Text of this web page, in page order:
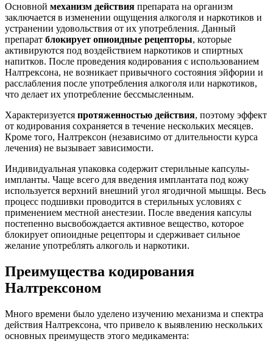
Основной механизм действия препарата на организм
заключается в изменении ощущения алкоголя и наркотиков и
устранении удовольствия от их употребления. Данный
препарат блокирует опиоидные рецепторы, которые
активируются под воздействием наркотиков и спиртных
напитков. После проведения кодирования с использованием
Налтрексона, не возникает привычного состояния эйфории и
расслабления после употребления алкоголя или наркотиков,
что делает их употребление бессмысленным.
Характеризуется протяженностью действия, поэтому эффект
от кодирования сохраняется в течение нескольких месяцев.
Кроме того, Налтрексон (независимо от длительности курса
лечения) не вызывает зависимости.
Индивидуальная упаковка содержит стерильные капсулы-
импланты. Чаще всего для введения имплантата под кожу
используется верхний внешний угол ягодичной мышцы. Весь
процесс подшивки проводится в стерильных условиях с
применением местной анестезии. После введения капсулы
постепенно высвобождается активное вещество, которое
блокирует опиоидные рецепторы и сдерживает сильное
желание употреблять алкоголь и наркотики.
Преимущества кодирования
Налтрексоном
Много времени было уделено изучению механизма и спектра
действия Налтрексона, что привело к выявлению нескольких
основных преимуществ этого медикамента: